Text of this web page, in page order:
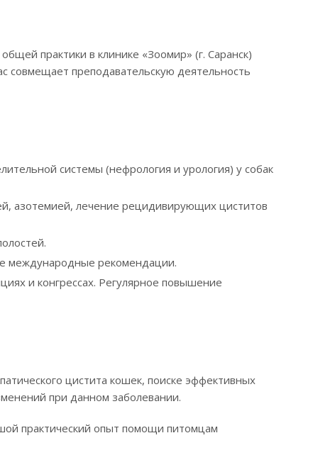
практики в клинике «Зоомир» (г. Саранск)
совмещает преподавательскую деятельность
системы (нефрология и урология) у собак
азотемией, лечение рецидивирующих циститов
международные рекомендации.
и конгрессах. Регулярное повышение
цистита кошек, поиске эффективных
при данном заболевании.
практический опыт помощи питомцам